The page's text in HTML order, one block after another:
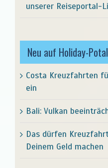
unserer Reiseportal-
Neu auf Holiday-
Costa Kreuzfahrten
ein
Bali: Vulkan
Das dürfen
Deinem Geld machen